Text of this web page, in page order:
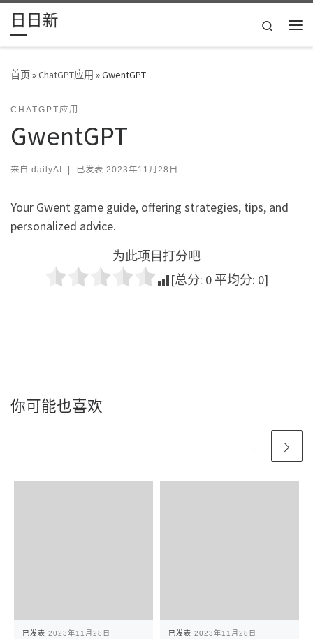
Skip to content
日日新
Search
首页»ChatGPT应用 »GwentGPT
CHATGPT应用
GwentGPT
来自 dailyAI | 已发表 2023年11月28日
Your Gwent game guide, offering strategies, tips, and
personalized advice.
为此项目打分吧
[总分: 0 平均分: 0]
你可能也喜欢
已发表 2023年11月28日 已发表 2023年11月28日